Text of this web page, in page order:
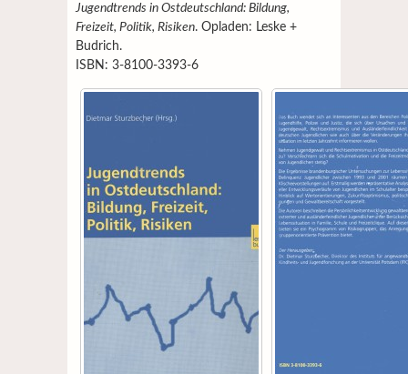
Jugendtrends in Ostdeutschland: Bildung,
Freizeit, Politik, Risiken. Opladen: Leske +
Budrich.
ISBN: 3-8100-3393-6